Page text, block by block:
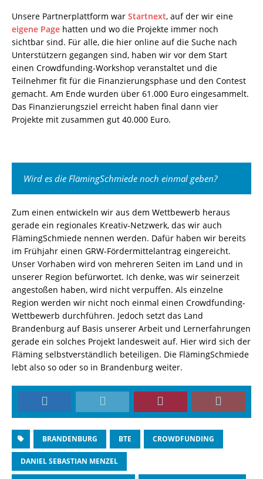
Unsere Partnerplattform war Startnext, auf der wir eine
eigene Page hatten und wo die Projekte immer noch
sichtbar sind. Für alle, die hier online auf die Suche nach
Unterstützern gegangen sind, haben wir vor dem Start
einen Crowdfunding-Workshop veranstaltet und die
Teilnehmer fit für die Finanzierungsphase und den Contest
gemacht. Am Ende wurden über 61.000 Euro eingesammelt.
Das Finanzierungsziel erreicht haben final dann vier
Projekte mit zusammen gut 40.000 Euro.
Wird es die FlämingSchmiede noch einmal geben?
Zum einen entwickeln wir aus dem Wettbewerb heraus
gerade ein regionales Kreativ-Netzwerk, das wir auch
FlämingSchmiede nennen werden. Dafür haben wir bereits
im Frühjahr einen GRW-Fördermittelantrag eingereicht.
Unser Vorhaben wird von mehreren Seiten im Land und in
unserer Region befürwortet. Ich denke, was wir seinerzeit
angestoßen haben, wird nicht verpuffen. Als einzelne
Region werden wir nicht noch einmal einen Crowdfunding-
Wettbewerb durchführen. Jedoch setzt das Land
Brandenburg auf Basis unserer Arbeit und Lernerfahrungen
gerade ein solches Projekt landesweit auf. Hier wird sich der
Fläming selbstverständlich beteiligen. Die FlämingSchmiede
lebt also so oder so in Brandenburg weiter.
BRANDENBURG BTE CROWDFUNDING
DANIEL SEBASTIAN MENZEL